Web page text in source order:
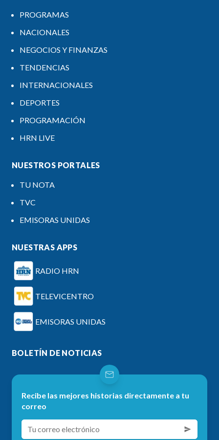
PROGRAMAS
NACIONALES
NEGOCIOS Y FINANZAS
TENDENCIAS
INTERNACIONALES
DEPORTES
PROGRAMACIÓN
HRN LIVE
NUESTROS PORTALES
TU NOTA
TVC
EMISORAS UNIDAS
NUESTRAS APPS
RADIO HRN
TELEVICENTRO
EMISORAS UNIDAS
BOLETÍN DE NOTICIAS
Recibe las mejores historias directamente a tu
correo